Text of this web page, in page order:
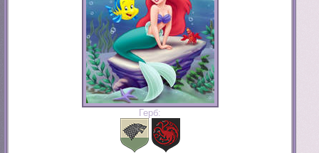
Герб: